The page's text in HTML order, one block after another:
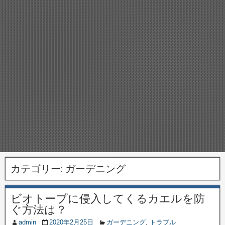
カテゴリー: ガーデニング
ビオトープに侵入してくるカエルを防
ぐ方法は？
admin 2020年2月25日 ガーデニング, トラブル